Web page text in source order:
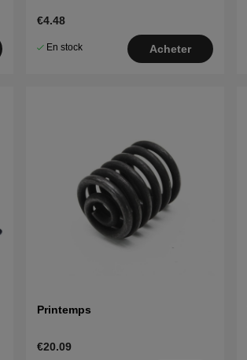
€4.48
En stock Acheter
Printemps
€20.09